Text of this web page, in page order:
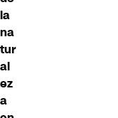
la
na
tur
al
ez
a